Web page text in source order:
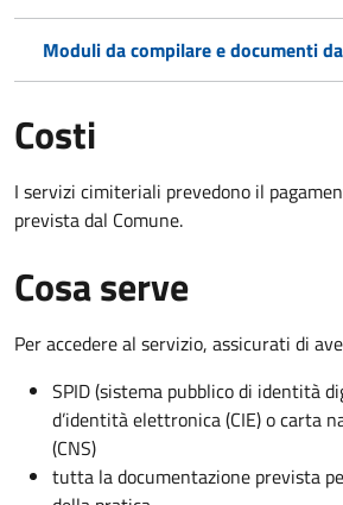
Moduli da compilare e documenti
Costi
I servizi cimiteriali prevedono il
prevista dal Comune.
Cosa serve
Per accedere al servizio, assicurati di
SPID (sistema pubblico di identità
d’identità elettronica (CIE) o carta
(CNS)
tutta la documentazione prevista